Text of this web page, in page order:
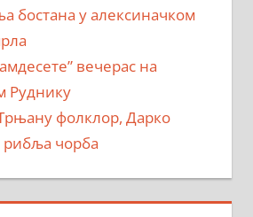
бостана у алексиначком
вечерас на
Руднику
фолклор, Дарко
чорба